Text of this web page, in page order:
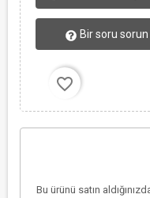
Bir soru sorun
favorite_border
Bu ürünü satın